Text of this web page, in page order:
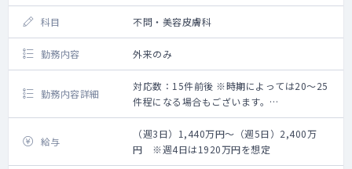
科目 不問・美容皮膚科
勤務内容 外来のみ
勤務内容詳細
対応数：15件前後 ※時期によっては20～25
件程になる場合もございます。
美容クリニックの問診対応
・脂肪溶解注射
・陰茎注射
給与
（週3日）1,440万円～（週5日）2,400万
円 ※週4日は1920万円を想定